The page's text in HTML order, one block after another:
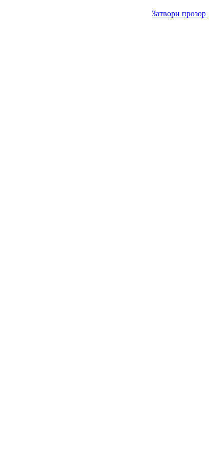
Затвори прозор